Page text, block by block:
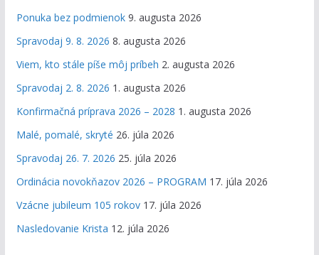
Ponuka bez podmienok 9. augusta 2026
Spravodaj 9. 8. 2026 8. augusta 2026
Viem, kto stále píše môj príbeh 2. augusta 2026
Spravodaj 2. 8. 2026 1. augusta 2026
Konfirmačná príprava 2026 – 2028 1. augusta 2026
Malé, pomalé, skryté 26. júla 2026
Spravodaj 26. 7. 2026 25. júla 2026
Ordinácia novokňazov 2026 – PROGRAM 17. júla 2026
Vzácne jubileum 105 rokov 17. júla 2026
Nasledovanie Krista 12. júla 2026